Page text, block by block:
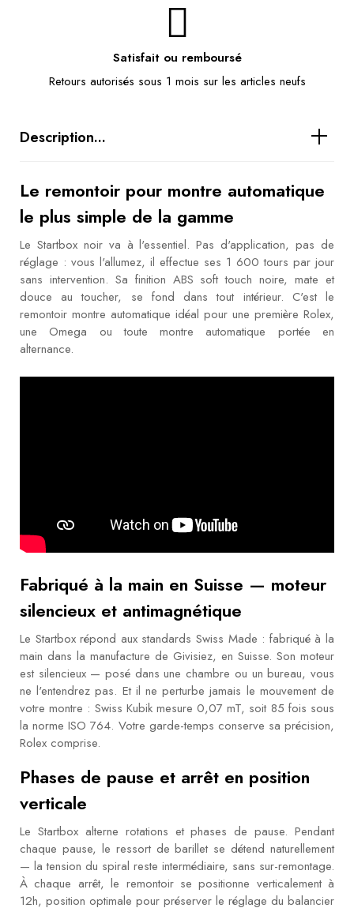
Satisfait ou remboursé
Retours autorisés sous 1 mois sur les articles neufs
Description...
Le remontoir pour montre automatique
le plus simple de la gamme
Le Startbox noir va à l'essentiel. Pas d'application, pas de
réglage : vous l'allumez, il effectue ses 1 600 tours par jour
sans intervention. Sa finition ABS soft touch noire, mate et
douce au toucher, se fond dans tout intérieur. C'est le
remontoir montre automatique idéal pour une première Rolex,
une Omega ou toute montre automatique portée en
alternance.
Fabriqué à la main en Suisse — moteur
silencieux et antimagnétique
Le Startbox répond aux standards Swiss Made : fabriqué à la
main dans la manufacture de Givisiez, en Suisse. Son moteur
est silencieux — posé dans une chambre ou un bureau, vous
ne l'entendrez pas. Et il ne perturbe jamais le mouvement de
votre montre : Swiss Kubik mesure 0,07 mT, soit 85 fois sous
la norme ISO 764. Votre garde-temps conserve sa précision,
Rolex comprise.
Phases de pause et arrêt en position
verticale
Le Startbox alterne rotations et phases de pause. Pendant
chaque pause, le ressort de barillet se détend naturellement
— la tension du spiral reste intermédiaire, sans sur-remontage.
À chaque arrêt, le remontoir se positionne verticalement à
12h, position optimale pour préserver le réglage du balancier